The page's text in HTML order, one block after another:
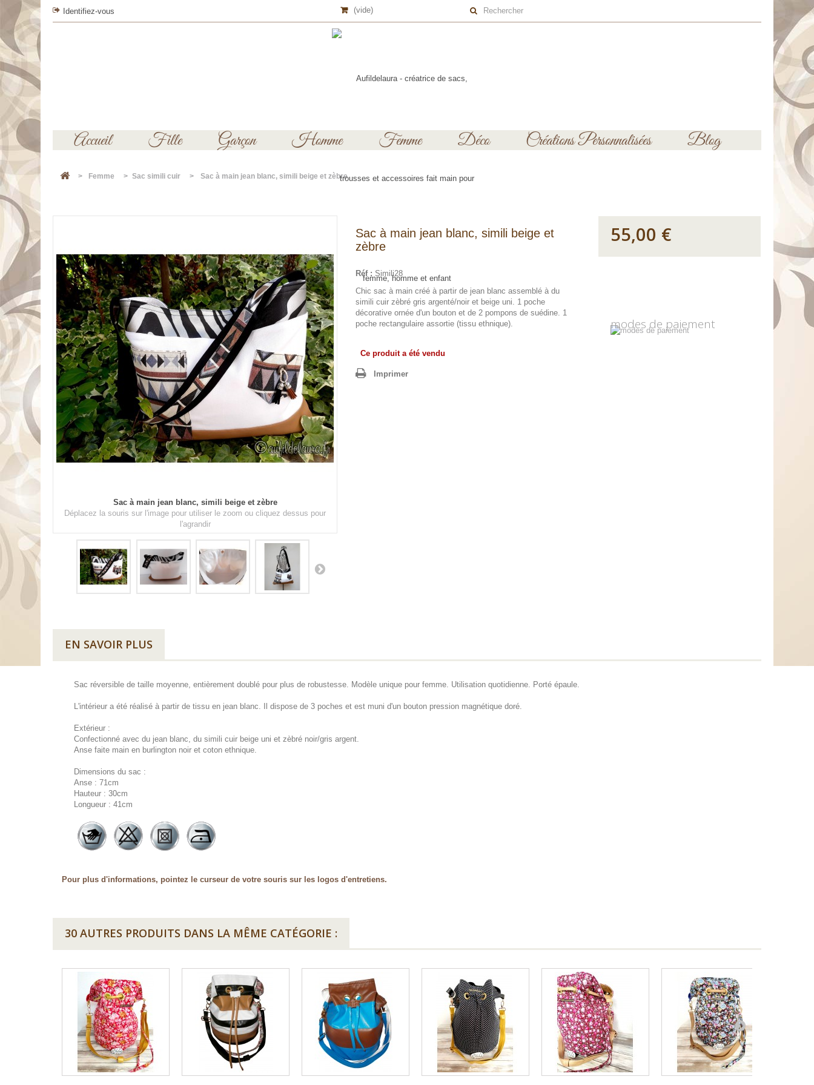
Identifiez-vous (vide)
Accueil Fille Garçon Homme Femme Déco Créations Personnalisées Blog
> Femme > Sac simili cuir > Sac à main jean blanc, simili beige et zèbre
Sac à main jean blanc, simili beige et zèbre
Déplacez la souris sur l'image pour utiliser le zoom ou cliquez dessus pour
l'agrandir
Sac à main jean blanc, simili beige et
zèbre
Réf : Simili28
Chic sac à main créé à partir de jean blanc assemblé à du
simili cuir zèbré gris argenté/noir et beige uni. 1 poche
décorative ornée d'un bouton et de 2 pompons de suédine. 1
poche rectangulaire assortie (tissu ethnique).
Ce produit a été vendu
Imprimer
55,00 €
modes de paiement
EN SAVOIR PLUS
Sac réversible de taille moyenne, entièrement doublé pour plus de robustesse. Modèle unique pour femme. Utilisation quotidienne. Porté épaule.
L'intérieur a été réalisé à partir de tissu en jean blanc. Il dispose de 3 poches et est muni d'un bouton pression magnétique doré.
Extérieur :
Confectionné avec du jean blanc, du simili cuir beige uni et zèbré noir/gris argent.
Anse faite main en burlington noir et coton ethnique.
Dimensions du sac :
Anse : 71cm
Hauteur : 30cm
Longueur : 41cm
Pour plus d'informations, pointez le curseur de votre souris sur les logos d'entretiens.
30 AUTRES PRODUITS DANS LA MÊME CATÉGORIE :